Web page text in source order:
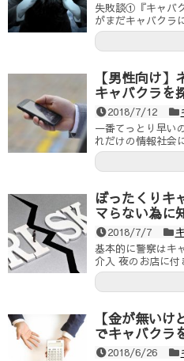
失敗談①『キャバ
がまだキャバクラ
【男性向け
キャバクラを
2018/7/12
一番てっとり早い
れだけの情報社会
ぼったくりキ
マらない為に
2018/7/7
基本的に警察はキ
介入 夜のお店に
【金が無い
でキャバクラ
2018/6/26